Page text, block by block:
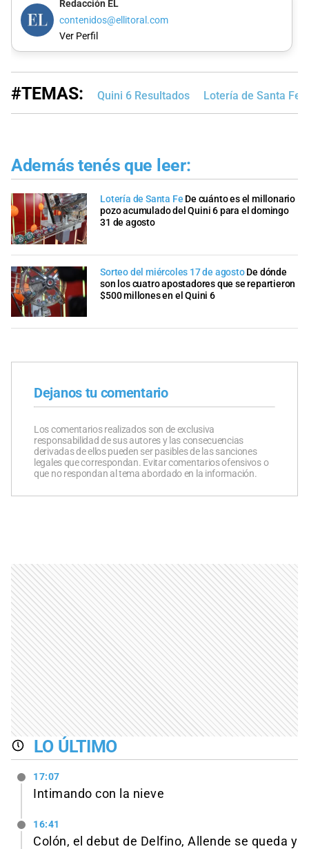
Redacción EL
contenidos@ellitoral.com
Ver Perfil
#TEMAS: Quini 6 Resultados Lotería de Santa Fe
Además tenés que leer:
Lotería de Santa Fe De cuánto es el millonario
pozo acumulado del Quini 6 para el domingo
31 de agosto
Sorteo del miércoles 17 de agosto De dónde
son los cuatro apostadores que se repartieron
$500 millones en el Quini 6
Dejanos tu comentario
Los comentarios realizados son de exclusiva
responsabilidad de sus autores y las consecuencias
derivadas de ellos pueden ser pasibles de las sanciones
legales que correspondan. Evitar comentarios ofensivos o
que no respondan al tema abordado en la información.
LO ÚLTIMO
17:07
Intimando con la nieve
16:41
Colón, el debut de Delfino, Allende se queda y